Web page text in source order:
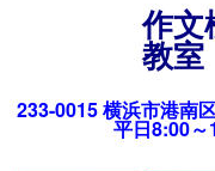
作文
教室
233-0015 横浜市港南
平日8:00